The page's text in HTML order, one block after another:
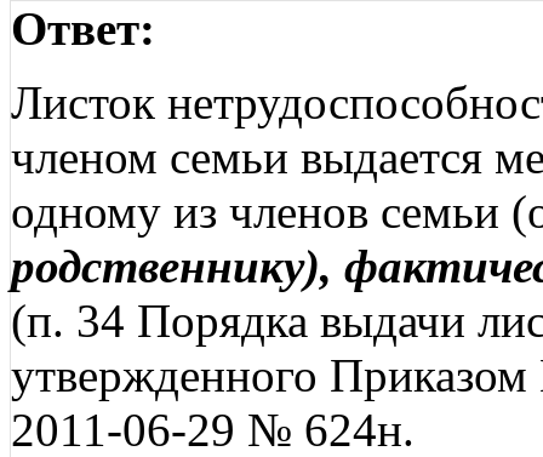
Ответ:
Листок
членом семьи выдается
одному из членов семьи
родственнику),
(п. 34 Порядка выдачи
утвержденного
2011-06-29 № 624н.